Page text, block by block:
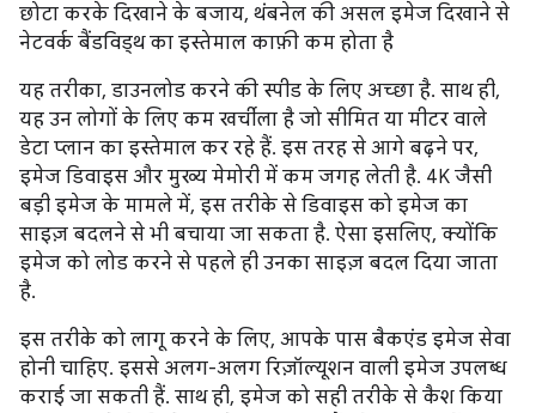
छोटा करके दिखाने के बजाय, थंबनेल की असल इमेज दिखाने से
नेटवर्क बैंडविड्थ का इस्तेमाल काफ़ी कम होता है
यह तरीका, डाउनलोड करने की स्पीड के लिए अच्छा है. साथ ही,
यह उन लोगों के लिए कम खर्चीला है जो सीमित या मीटर वाले
डेटा प्लान का इस्तेमाल कर रहे हैं. इस तरह से आगे बढ़ने पर,
इमेज डिवाइस और मुख्य मेमोरी में कम जगह लेती है. 4K जैसी
बड़ी इमेज के मामले में, इस तरीके से डिवाइस को इमेज का
साइज़ बदलने से भी बचाया जा सकता है. ऐसा इसलिए, क्योंकि
इमेज को लोड करने से पहले ही उनका साइज़ बदल दिया जाता
है.
इस तरीके को लागू करने के लिए, आपके पास बैकएंड इमेज सेवा
होनी चाहिए. इससे अलग-अलग रिज़ॉल्यूशन वाली इमेज उपलब्ध
कराई जा सकती हैं. साथ ही, इमेज को सही तरीके से कैश किया